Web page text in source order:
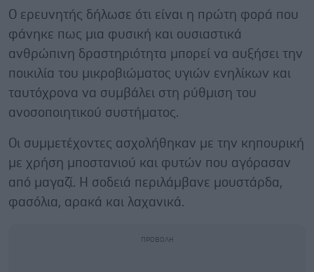
Ο ερευνητής δήλωσε ότι είναι η πρώτη φορά που
φάνηκε πως μια φυσική και ουσιαστικά
ανθρώπινη δραστηριότητα μπορεί να αυξήσει την
ποικιλία του μικροβιώματος υγιών ενηλίκων και
ταυτόχρονα να συμβάλει στη ρύθμιση του
ανοσοποιητικού συστήματος.
Οι συμμετέχοντες ασχολήθηκαν με την κηπουρική
με χρήση μποστανιού και φυτών που αγόρασαν
από μαγαζί. Η σοδειά περιλάμβανε μουστάρδα,
φασόλια, αρακά και λαχανικά.